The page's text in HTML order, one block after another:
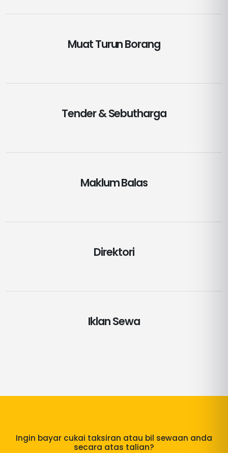
Muat Turun Borang
Tender & Sebutharga
Maklum Balas
Direktori
Iklan Sewa
Ingin bayar cukai taksiran atau bil sewaan anda
secara atas talian?